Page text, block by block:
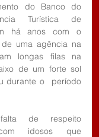
do Banco do
Turística de
há anos com o
uma agência na
longas filas na
de um forte sol
durante o  período
de respeito
idosos que